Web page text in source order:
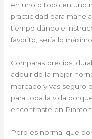
en uno o todo en uno
practicidad para
tiempo dándole
favorito, sería lo máximo.
Comparas precios,
adquirido la mejor
mercado y vas seguro
para toda la vida
encontraste en
Pero es normal que